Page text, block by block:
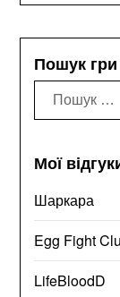
Пошук гри
Пошук:
Мої
Шаркара
Egg Fight
LifeBloodD